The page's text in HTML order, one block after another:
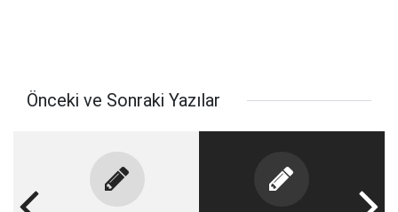
Önceki ve Sonraki Yazılar